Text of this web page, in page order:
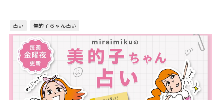
占い 美的子ちゃん占い